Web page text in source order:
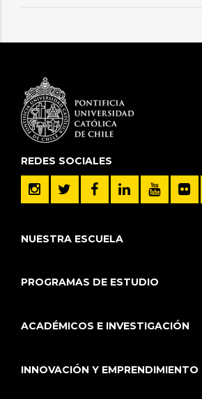
REDES SOCIALES
NUESTRA ESCUELA
PROGRAMAS DE ESTUDIO
ACADÉMICOS E INVESTIGACIÓN
INNOVACIÓN Y EMPRENDIMIENTO